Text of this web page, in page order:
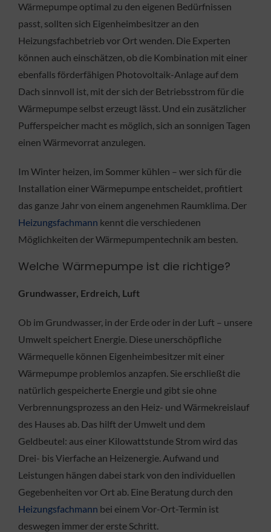
Wärmepumpe optimal zu den eigenen Bedürfnissen
passt, sollten sich Eigenheimbesitzer an den
Heizungsfachbetrieb vor Ort wenden. Die Experten
können auch einschätzen, ob die Kombination mit einer
ebenfalls förderfähigen Photovoltaik-Anlage auf dem
Dach sinnvoll ist, mit der sich der Betriebsstrom für die
Wärmepumpe selbst erzeugt lässt. Und ein zusätzlicher
Pufferspeicher macht es möglich, sich an sonnigen Tagen
einen Wärmevorrat anzulegen.
Im Winter heizen, im Sommer kühlen – wer sich für die
Installation einer Wärmepumpe entscheidet, profitiert
das ganze Jahr von einem angenehmen Raumklima. Der
Heizungsfachmann kennt die verschiedenen
Möglichkeiten der Wärmepumpentechnik am besten.
Welche Wärmepumpe ist die richtige?
Grundwasser, Erdreich, Luft
Ob im Grundwasser, in der Erde oder in der Luft – unsere
Umwelt speichert Energie. Diese unerschöpfliche
Wärmequelle können Eigenheimbesitzer mit einer
Wärmepumpe problemlos anzapfen. Sie erschließt die
natürlich gespeicherte Energie und gibt sie ohne
Verbrennungsprozess an den Heiz- und Wärmekreislauf
des Hauses ab. Das hilft der Umwelt und dem
Geldbeutel: aus einer Kilowattstunde Strom wird das
Drei- bis Vierfache an Heizenergie. Aufwand und
Leistungen hängen dabei stark von den individuellen
Gegebenheiten vor Ort ab. Eine Beratung durch den
Heizungsfachmann bei einem Vor-Ort-Termin ist
deswegen immer der erste Schritt.